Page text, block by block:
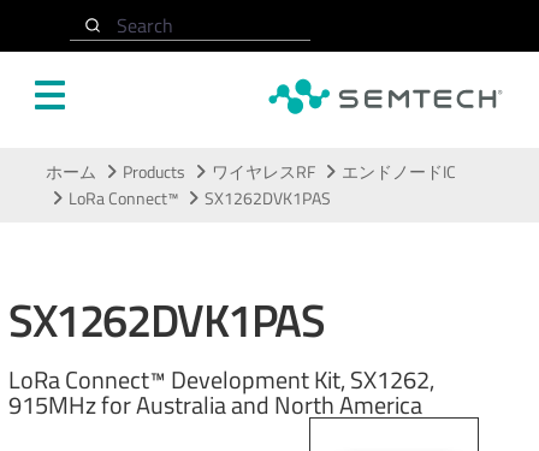
Search
ホーム Products ワイヤレスRF
エンドノードIC
LoRa Connect™
SX1262DVK1PAS
SX1262DVK1PAS
LoRa Connect™ Development Kit, SX1262,
915MHz for Australia and North America